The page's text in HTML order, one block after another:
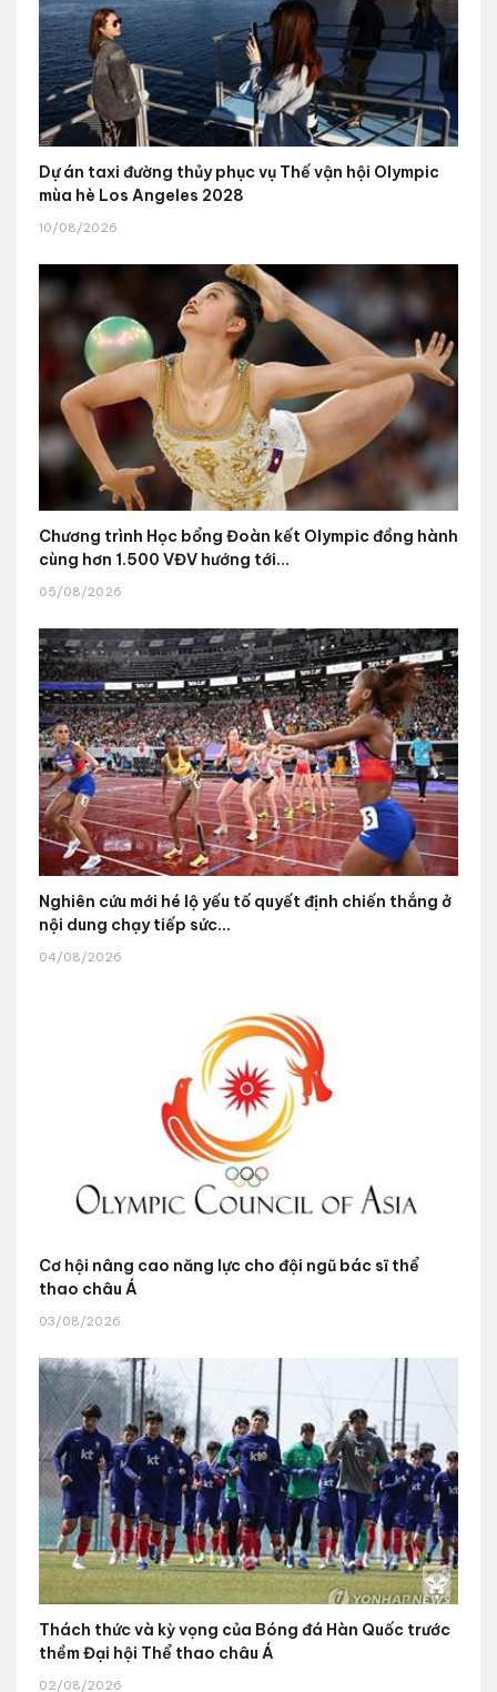
Dự án taxi đường thủy phục vụ Thế vận hội Olympic
mùa hè Los Angeles 2028
10/08/2026
Chương trình Học bổng Đoàn kết Olympic đồng hành
cùng hơn 1.500 VĐV hướng tới...
05/08/2026
Nghiên cứu mới hé lộ yếu tố quyết định chiến thắng ở
nội dung chạy tiếp sức...
04/08/2026
Cơ hội nâng cao năng lực cho đội ngũ bác sĩ thể
thao châu Á
03/08/2026
Thách thức và kỳ vọng của Bóng đá Hàn Quốc trước
thềm Đại hội Thể thao châu Á
02/08/2026